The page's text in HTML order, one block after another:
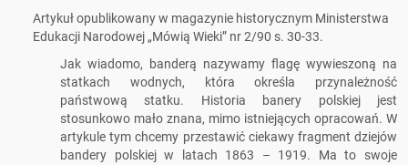
Artykuł opublikowany w magazynie historycznym Ministerstwa
Edukacji Narodowej „Mówią Wieki” nr 2/90 s. 30-33.
Jak wiadomo, banderą nazywamy flagę wywieszoną na
statkach wodnych, która określa przynależność
państwową statku. Historia banery polskiej jest
stosunkowo mało znana, mimo istniejących opracowań. W
artykule tym chcemy przestawić ciekawy fragment dziejów
bandery polskiej w latach 1863 – 1919. Ma to swoje